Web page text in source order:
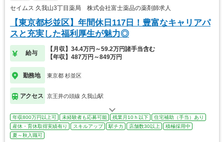
セイムス 久我山3丁目薬局 株式会社富士薬品の薬剤師求人
【東京都杉並区】年間休日117日！豊富なキャリアパ
スと充実した福利厚生が魅力◎
給与
【月収】34.4万円～59.2万円諸手当含む
【年収】487万円～849万円
勤務地 東京都 杉並区
アクセス 京王井の頭線 久我山駅
年収800万円以上可 未経験者も応募可能 残業月10ｈ以下
住宅補助（手当）あり
産休・育休取得実績有り
スキルアップ 駅チカ 店舗数30以上
積極採用中
夏～秋入職可